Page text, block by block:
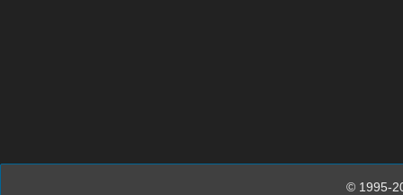
© 1995-